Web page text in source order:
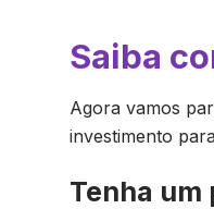
Saiba
Agora vamos
investimento
Tenha